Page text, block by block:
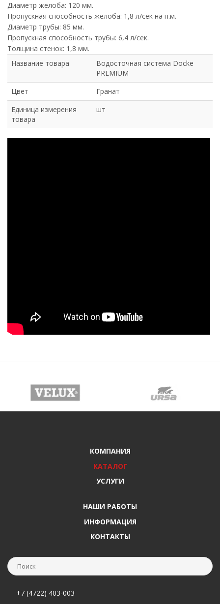
Диаметр желоба: 120 мм.
Пропускная способность желоба: 1,8 л/сек на п.м.
Диаметр трубы: 85 мм.
Пропускная способность трубы: 6,4 л/сек.
Толщина стенок: 1,8 мм.
Название товара
Водосточная система Docke
PREMIUM
Цвет
Гранат
Единица измерения
товара
шт
КОМПАНИЯ
КАТАЛОГ
УСЛУГИ
НАШИ РАБОТЫ
ИНФОРМАЦИЯ
КОНТАКТЫ
+7 (4722) 403-003